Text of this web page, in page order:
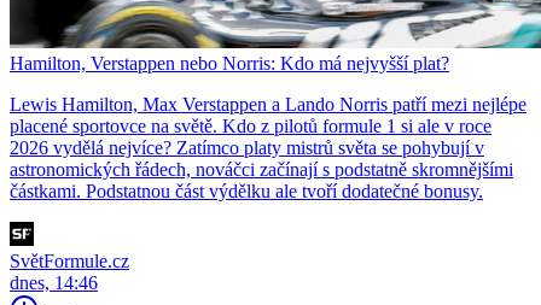
Hamilton, Verstappen nebo Norris: Kdo má nejvyšší plat?
Lewis Hamilton, Max Verstappen a Lando Norris patří mezi nejlépe
placené sportovce na světě. Kdo z pilotů formule 1 si ale v roce
2026 vydělá nejvíce? Zatímco platy mistrů světa se pohybují v
astronomických řádech, nováčci začínají s podstatně skromnějšími
částkami. Podstatnou část výdělku ale tvoří dodatečné bonusy.
SvětFormule.cz
dnes, 14:46